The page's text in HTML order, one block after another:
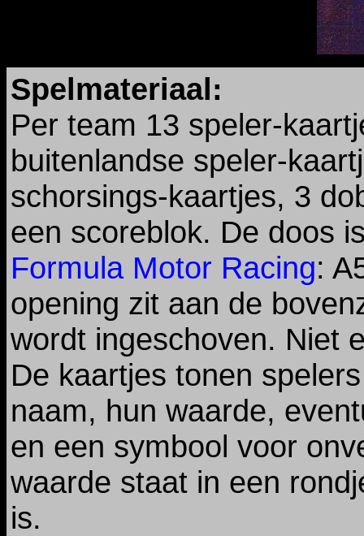
Spelmateriaal:
Per team 13 speler-
buitenlandse speler-
schorsings-kaartjes, 3
een scoreblok. De doos
Formula Motor Racing:
opening zit aan de
wordt ingeschoven. Niet
De kaartjes tonen
naam, hun waarde,
en een symbool voor
waarde staat in een
is.